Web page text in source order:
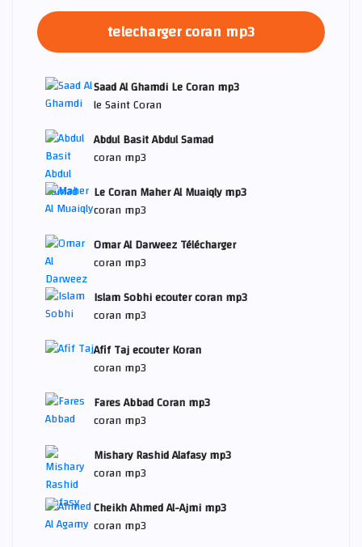
telecharger coran mp3
Saad Al Ghamdi Le Coran mp3
le Saint Coran
Abdul Basit Abdul Samad
coran mp3
Le Coran Maher Al Muaiqly mp3
coran mp3
Omar Al Darweez Télécharger
coran mp3
Islam Sobhi ecouter coran mp3
coran mp3
Afif Taj ecouter Koran
coran mp3
Fares Abbad Coran mp3
coran mp3
Mishary Rashid Alafasy mp3
coran mp3
Cheikh Ahmed Al-Ajmi mp3
coran mp3